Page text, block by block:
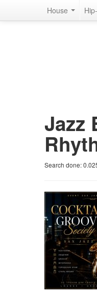
House
Jazz
Search done: